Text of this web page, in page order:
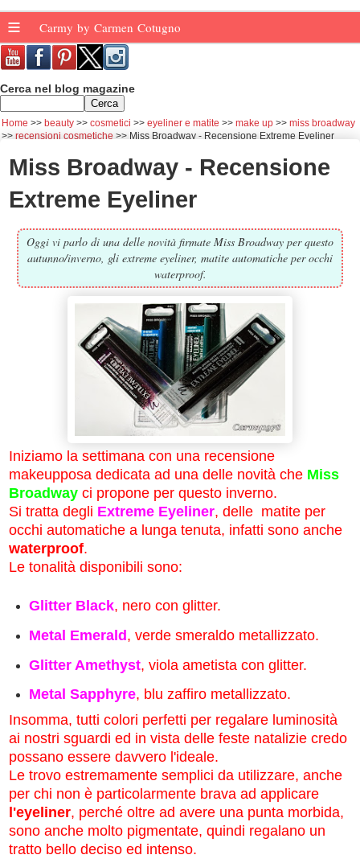
≡ Carmy by Carmen Cotugno
Cerca nel blog magazine
Home beauty cosmetici eyeliner e matite make up
miss broadway
recensioni cosmetiche
Miss Broadway - Recensione Extreme Eyeliner
Miss Broadway - Recensione
Extreme Eyeliner
Oggi vi parlo di una delle novità firmate Miss Broadway per questo
autunno/inverno, gli extreme eyeliner, matite automatiche per occhi
waterproof.
Iniziamo la settimana con una recensione
makeupposa dedicata ad una delle novità che Miss
Broadway ci propone per questo inverno.
Si tratta degli Extreme Eyeliner, delle matite per
occhi automatiche a lunga tenuta, infatti sono anche
waterproof.
Le tonalità disponibili sono:
Glitter Black, nero con glitter.
Metal Emerald, verde smeraldo metallizzato.
Glitter Amethyst, viola ametista con glitter.
Metal Sapphyre, blu zaffiro metallizzato.
Insomma, tutti colori perfetti per regalare luminosità
ai nostri sguardi ed in vista delle feste natalizie credo
possano essere davvero l'ideale.
Le trovo estremamente semplici da utilizzare, anche
per chi non è particolarmente brava ad applicare
l'eyeliner, perché oltre ad avere una punta morbida,
sono anche molto pigmentate, quindi regalano un
tratto bello deciso ed intenso.